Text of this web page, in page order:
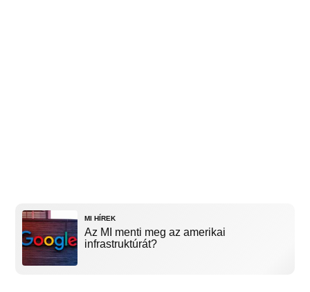
MI HÍREK
Az MI menti meg az amerikai
infrastruktúrát?